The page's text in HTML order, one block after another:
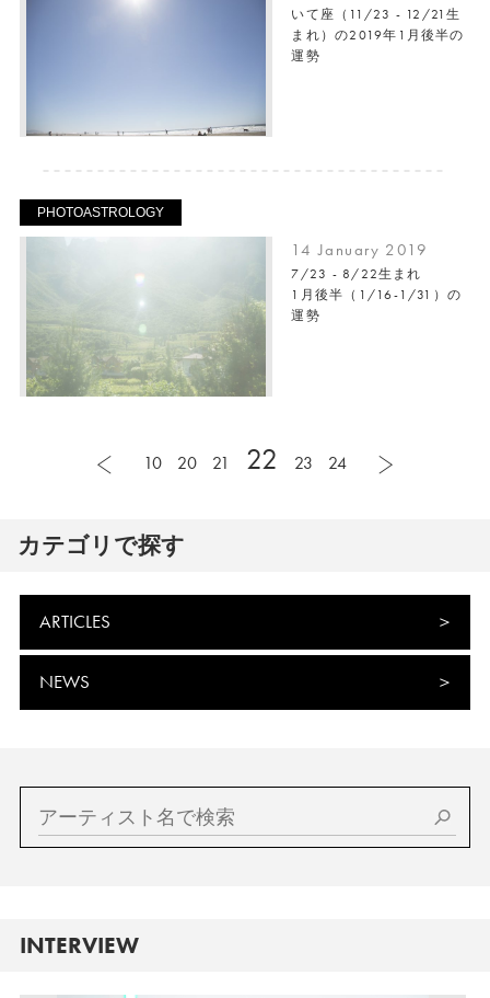
いて座（11/23 - 12/21生
まれ）の2019年1月後半の
運勢
PHOTOASTROLOGY
14 January 2019
7/23 - 8/22生まれ
1月後半（1/16-1/31）の
運勢
10 20 21 22 23 24
カテゴリで探す
ARTICLES
NEWS
INTERVIEW